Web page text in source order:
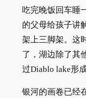
吃完晚饭回车睡
的父母给孩子讲
架上三脚架。这
了，湖边除了其
过Diablo lake形
银河的画卷已经